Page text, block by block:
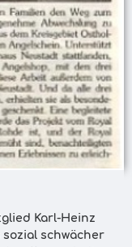
Karl-Heinz
schwächer